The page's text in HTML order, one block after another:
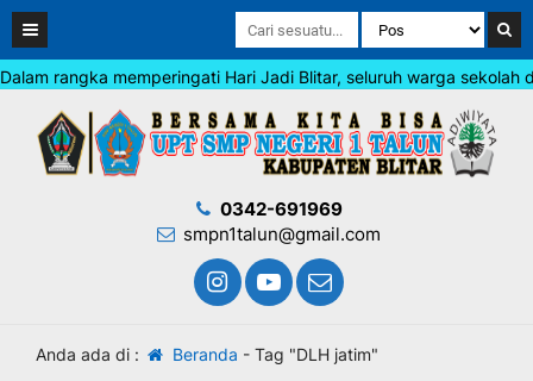
rangka memperingati Hari Jadi Blitar, seluruh warga sekolah
0342-691969
smpn1talun@gmail.com
Anda ada di : Beranda - Tag "DLH jatim"